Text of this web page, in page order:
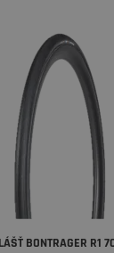
BONTRAGER R1